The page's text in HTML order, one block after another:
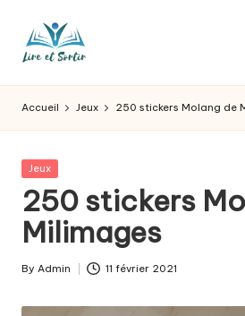
L
ir
e
e
t
s
o
r
pour
les
goûts,
des
sorties
pour
Accueil Jeux 250 stickers Molang de
Posted
Jeux
250 stickers
Milimages
Posted
By Admin 11 février 2021